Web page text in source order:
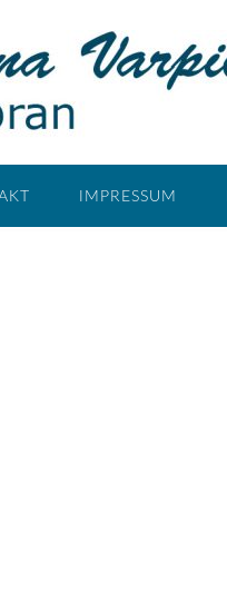
IMPRESSUM